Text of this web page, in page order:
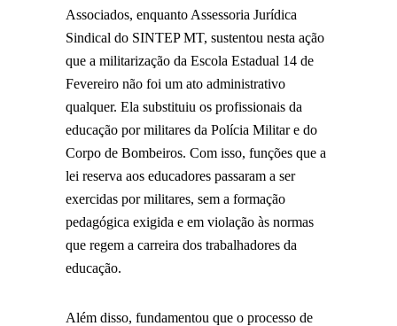
Associados, enquanto Assessoria Jurídica
Sindical do SINTEP MT, sustentou nesta ação
que a militarização da Escola Estadual 14 de
Fevereiro não foi um ato administrativo
qualquer. Ela substituiu os profissionais da
educação por militares da Polícia Militar e do
Corpo de Bombeiros. Com isso, funções que a
lei reserva aos educadores passaram a ser
exercidas por militares, sem a formação
pedagógica exigida e em violação às normas
que regem a carreira dos trabalhadores da
educação.
Além disso, fundamentou que o processo de